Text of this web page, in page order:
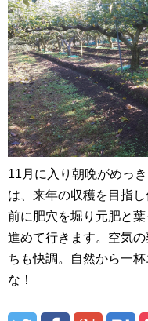
11月に入り朝晩がめっ
は、来年の収穫を目指
前に肥穴を堀り元肥と
進めて行きます。空気
ちも快調。自然から一
な！